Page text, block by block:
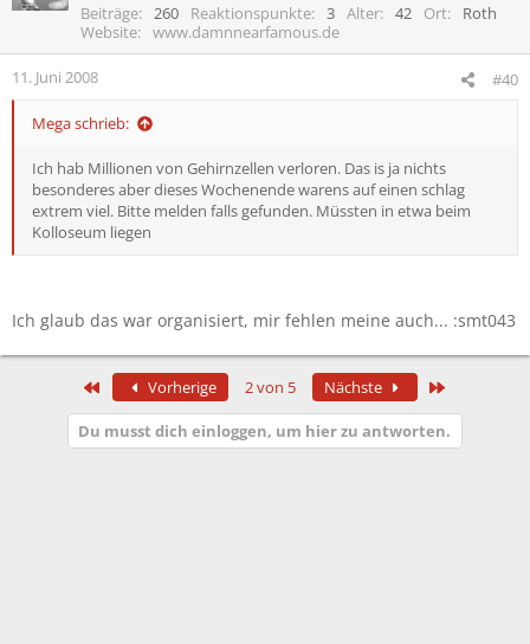
Beiträge
260 Reaktionspunkte 3 Alter 42 Ort
Roth
Website
www.damnnearfamous.de
11. Juni 2008 #40
Mega schrieb:
Ich hab Millionen von Gehirnzellen verloren. Das is ja nichts
besonderes aber dieses Wochenende warens auf einen schlag
extrem viel. Bitte melden falls gefunden. Müssten in etwa beim
Kolloseum liegen
Ich glaub das war organisiert, mir fehlen meine auch... :smt043
Erste Vorherige 2 von 5 Nächste
Du musst dich einloggen, um hier zu antworten.